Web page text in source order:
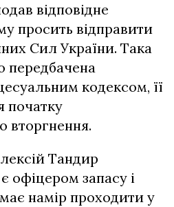
відповідне
просить відправити
Сил України. Така
передбачена
кодексом, її
початку
вторгнення.
Тандир
офіцером запасу і
намір проходити у